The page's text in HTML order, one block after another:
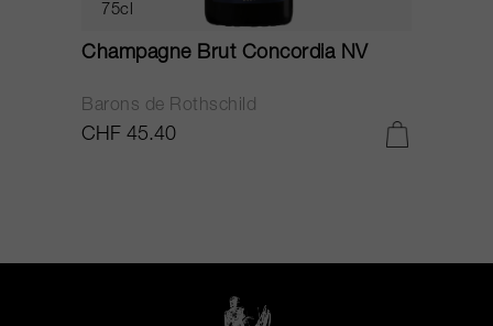
75cl
Champagne Brut Concordia NV
Barons de Rothschild
CHF 45.40